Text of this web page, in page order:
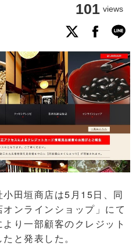
101 views
田垣商店は5月15日、同
ンラインショップ」にて
り一部顧客のクレジット
と発表した。